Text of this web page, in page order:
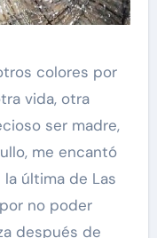
colores por
vida, otra
ser madre,
me encantó
última de Las
no poder
después de